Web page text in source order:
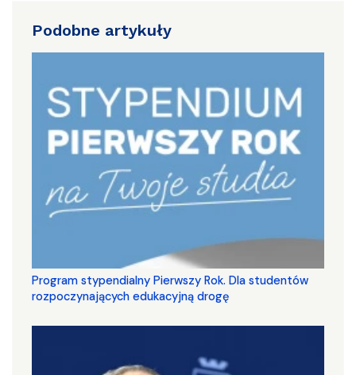
Podobne artykuły
Program stypendialny Pierwszy Rok. Dla studentów
rozpoczynających edukacyjną drogę